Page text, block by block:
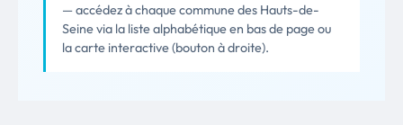
— accédez à chaque commune des Hauts-de-
Seine via la liste alphabétique en bas de page ou
la carte interactive (bouton à droite).